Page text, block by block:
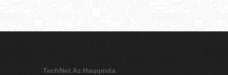
TechNet.Az Haqqında